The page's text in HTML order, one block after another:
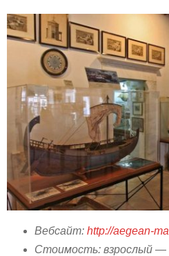
Вебсайт: http://aegean-
Стоимость: взрослый —